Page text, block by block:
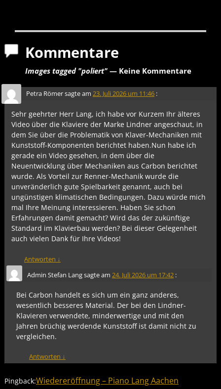
Kommentare
Images tagged "poliert"— Keine Kommentare
Petra Römersagte am 23. Juli 2026 um 11:46 :
Sehr geehrter Herr Lang, ich habe vor Kurzem Ihr älteres
Video über die Klaviere der Marke Lindner angeschaut, in
dem Sie über die Problematik von Klaver-Mechaniken mit
Kunststoff-Komponenten berichtet haben.Nun habe ich
gerade ein Video gesehen, in dem über die
Neuentwicklung über Mechaniken aus Carbon berichtet
wurde. Als Vorteil zur Renner-Mechanik wurde die
unveränderlich gute Spielbarkeit genannt, auch bei
ungünstigen klimatischen Bedingungen. Dazu würde mich
mal Ihre Meinung interessieren. Haben Sie schon
Erfahrungen damit gemacht? Wird das der zukünftige
Standard im Klavierbau werden? Bei dieser Gelegenheit
auch vielen Dank für Ihre Videos!
Antworten ↓
Admin Stefan Langsagte am 24. Juli 2026 um 17:42 :
Bei Carbon handelt es sich um ein ganz anderes,
wesentlich besseres Material. Der bei den Lindner-
Klavieren verwendete, minderwertige und mit den
Jahren brüchig werdende Kunststoff ist damit nicht zu
vergleichen.
Antworten ↓
Pingback:Wiedereröffnung – Piano Lang Aachen